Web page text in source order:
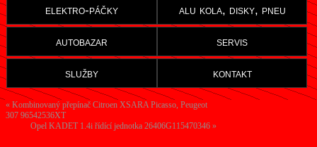
elektro-páčky alu kola, disky, pneu
autobazar servis
služby kontakt
« Kombinovaný přepínač Citroen XSARA Picasso, Peugeot
307 96542536XT
Opel KADET 1.4i řídící jednotka 26406G115470346»